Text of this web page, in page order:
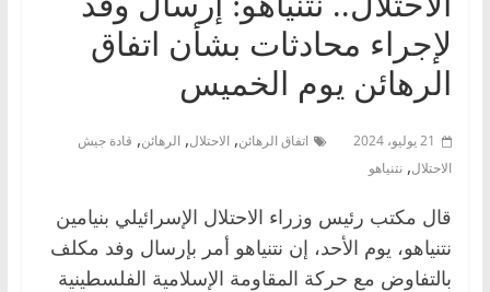
لإجراء محادثات بشأن اتفاق
الرهائن يوم الخميس
21 يوليو، 2024 اتفاق الرهائن, الاحتلال, الرهائن, قادة جيش
الاحتلال, نتنياهو
قال مكتب رئيس وزراء الاحتلال الإسرائيلي بنيامين
نتنياهو، يوم الأحد، إن نتنياهو أمر بإرسال وفد مكلف
بالتفاوض مع حركة المقاومة الإسلامية الفلسطينية